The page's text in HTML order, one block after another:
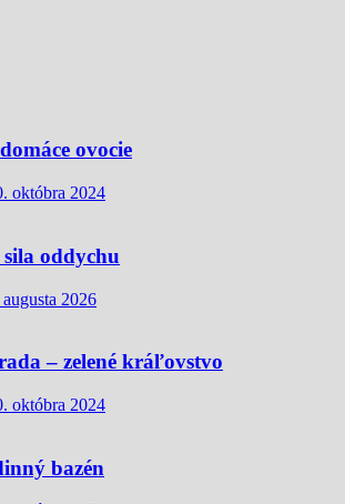
ovocie
októbra 2024
sila oddychu
augusta 2026
– zelené kráľovstvo
októbra 2024
bazén